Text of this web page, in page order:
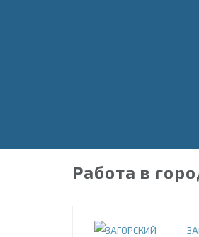
Работа в